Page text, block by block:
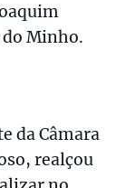
do Minho.
da Câmara
realçou